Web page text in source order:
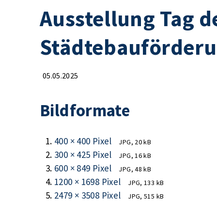
Ausstellung Tag
05.05.2025
Bildformate
400 × 400 Pixel JPG, 20 kB
300 × 425 Pixel JPG, 16 kB
600 × 849 Pixel JPG, 48 kB
1200 × 1698 Pixel JPG, 133 kB
2479 × 3508 Pixel JPG, 515 kB